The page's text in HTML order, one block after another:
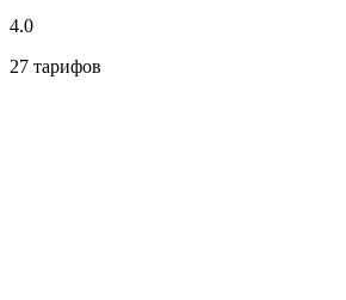
4.0
27 тарифов